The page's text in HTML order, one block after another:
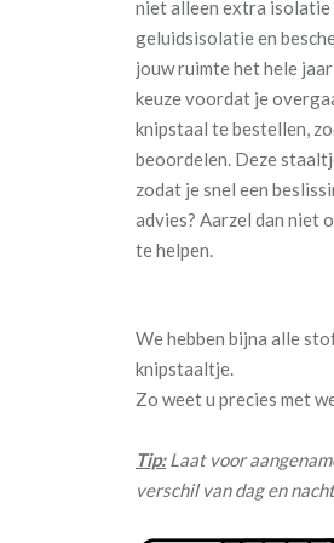
niet alleen extra isolatie
geluidsisolatie en
jouw ruimte het hele
keuze voordat je
knipstaal te bestellen,
beoordelen. Deze
zodat je snel een
advies? Aarzel dan niet
te helpen.
We hebben bijna alle
knipstaaltje.
Zo weet u precies met
Tip:Laat voor
verschil van dag en